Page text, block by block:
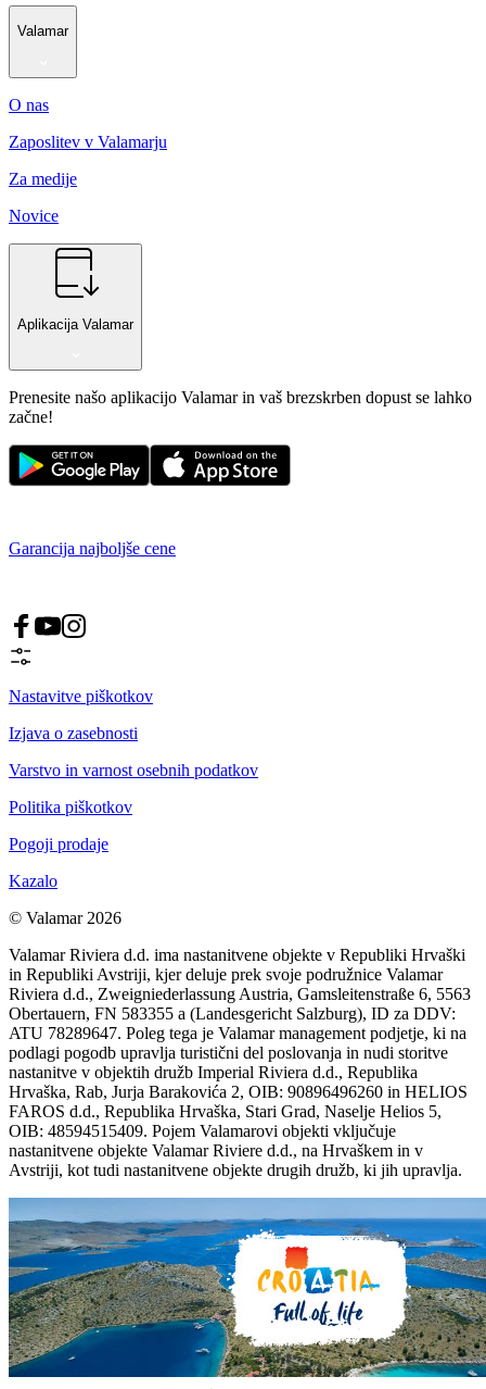
Valamar
O nas
Zaposlitev v Valamarju
Za medije
Novice
Aplikacija Valamar
Prenesite našo aplikacijo Valamar in vaš brezskrben dopust se lahko
začne!
Garancija najboljše cene
Nastavitve piškotkov
Izjava o zasebnosti
Varstvo in varnost osebnih podatkov
Politika piškotkov
Pogoji prodaje
Kazalo
© Valamar 2026
Valamar Riviera d.d. ima nastanitvene objekte v Republiki Hrvaški
in Republiki Avstriji, kjer deluje prek svoje podružnice Valamar
Riviera d.d., Zweigniederlassung Austria, Gamsleitenstraße 6, 5563
Obertauern, FN 583355 a (Landesgericht Salzburg), ID za DDV:
ATU 78289647. Poleg tega je Valamar management podjetje, ki na
podlagi pogodb upravlja turistični del poslovanja in nudi storitve
nastanitve v objektih družb Imperial Riviera d.d., Republika
Hrvaška, Rab, Jurja Barakovića 2, OIB: 90896496260 in HELIOS
FAROS d.d., Republika Hrvaška, Stari Grad, Naselje Helios 5,
OIB: 48594515409. Pojem Valamarovi objekti vključuje
nastanitvene objekte Valamar Riviere d.d., na Hrvaškem in v
Avstriji, kot tudi nastanitvene objekte drugih družb, ki jih upravlja.